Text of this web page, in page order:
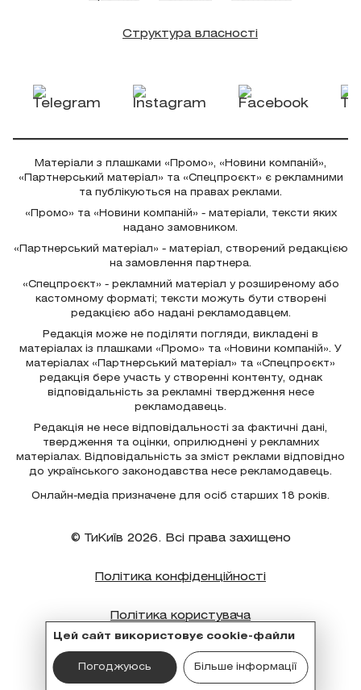
Цей сайт використовує cookie-файли
Погоджуюсь Більше інформації
Структура власності
Матеріали з плашками «Промо», «Новини компаній»,
«Партнерський матеріал» та «Спецпроєкт» є рекламними
та публікуються на правах реклами.
«Промо» та «Новини компаній» - матеріали, тексти яких
надано замовником.
«Партнерський матеріал» - матеріал, створений редакцією
на замовлення партнера.
«Спецпроєкт» - рекламний матеріал у розширеному або
кастомному форматі; тексти можуть бути створені
редакцією або надані рекламодавцем.
Редакція може не поділяти погляди, викладені в
матеріалах із плашками «Промо» та «Новини компаній». У
матеріалах «Партнерський матеріал» та «Спецпроєкт»
редакція бере участь у створенні контенту, однак
відповідальність за рекламні твердження несе
рекламодавець.
Редакція не несе відповідальності за фактичні дані,
твердження та оцінки, оприлюднені у рекламних
матеріалах. Відповідальність за зміст реклами відповідно
до українського законодавства несе рекламодавець.
Онлайн-медіа призначене для осіб старших 18 років.
© ТиКиїв 2026. Всі права захищено
Політика конфіденційності
Політика користувача
Політика cookie